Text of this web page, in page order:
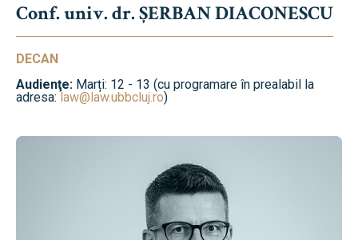
Conf. univ. dr. ȘERBAN DIACONESCU
DECAN
Audienţe: Marți: 12 - 13 (cu programare în prealabil la
adresa:law@law.ubbcluj.ro)